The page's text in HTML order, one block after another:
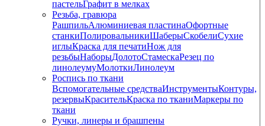
пастельГрафит в мелках
Резьба, гравюра
РашпильАлюминиевая пластинаОфортные
станкиПолировальникиШаберыСкобелиСухие
иглыКраска для печатиНож для
резьбыНаборыДолотоСтамескаРезец по
линолеумуМолоткиЛинолеум
Роспись по ткани
Вспомогательные средстваИнструментыКонтуры,
резервыКрасительКраска по тканиМаркеры по
ткани
Ручки, линеры и брашпены